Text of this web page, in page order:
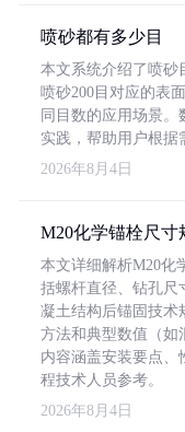
喷砂都有多少目
本文系统介绍了喷砂
喷砂200目对应的表
同目数的应用场景。
实践，帮助用户根据
2026年8月4日
M20化学锚栓尺
本文详细解析M20化
括螺杆直径、钻孔尺
凝土结构后锚固技术
方法和典型数值（如
内容涵盖安装要点、
程技术人员参考。
2026年8月4日